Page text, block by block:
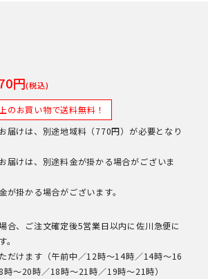
円(税込)
のお買い物で送料無料！
届けは、別途地域料（770円）が必要となり
届けは、別途料金が掛かる場合がございま
掛かる場合がございます。
合、ご注文確定後5営業日以内に佐川急便に
だけます（午前中／12時～14時／14時～16
～20時／18時～21時／19時～21時）